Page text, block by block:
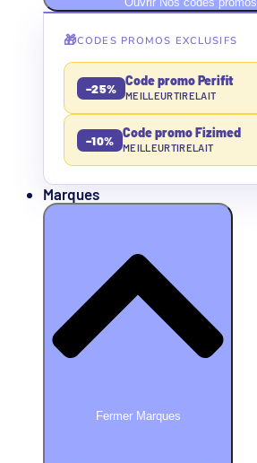
🎁CODES PROMOS EXCLUSIFS
−25% Code promo Perifit
MEILLEURTIRELAIT
−10% Code promo Fizimed
MEILLEURTIRELAIT
Marques
Fermer Marques